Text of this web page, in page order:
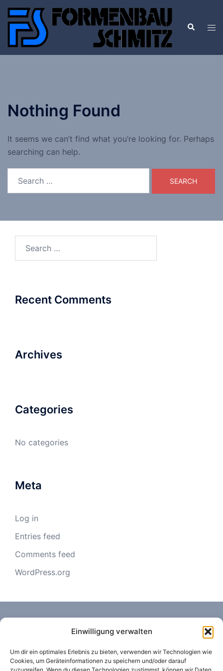
Einwilligung verwalten
Um dir ein optimales Erlebnis zu bieten, verwenden wir Technologien wie
Cookies, um Geräteinformationen zu speichern und/oder darauf
Skip
content
Search
Nothing Found
It seems we can’t find what you’re looking for. Perhaps
searching can help.
Recent Comments
Archives
Categories
No categories
Meta
Log in
Entries feed
Comments feed
WordPress.org
KONTAKT